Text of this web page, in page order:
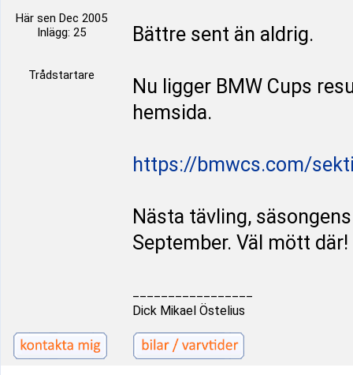
Här sen Dec 2005
Inlägg: 25
Trådstartare
Bättre sent än aldrig.
Nu ligger BMW Cups
hemsida.
https://bmwcs.com/
Nästa tävling,
September. Väl mött där!
Dick Mikael Östelius